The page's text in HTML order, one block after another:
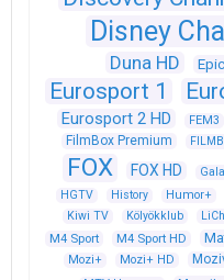
Disney
Duna HD
Eurosport 1
Eurosport 2 HD
FEM3
FilmBox Premium
FOX FOX HD
HGTV History Humor+
Kiwi TV
Kölyökklub
M4 Sport M4 Sport HD
Mozi+ Mozi+ HD